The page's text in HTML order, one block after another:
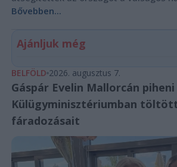
Bővebben...
Ajánljuk még
BELFÖLD 2026. augusztus 7.
Gáspár Evelin Mallorcán
Külügyminisztériumban
fáradozásait